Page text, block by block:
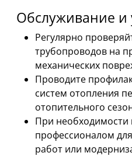
Обслуживание и
Регулярно
трубопроводов на
механических
Проводите
систем отопления
отопительного
При необходимости
профессионалом
работ или